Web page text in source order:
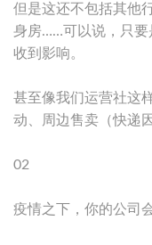
但是这还不包括其他
身房……可以说，只要
收到影响。
甚至像我们运营社这
动、周边售卖（快递
02
疫情之下，你的公司